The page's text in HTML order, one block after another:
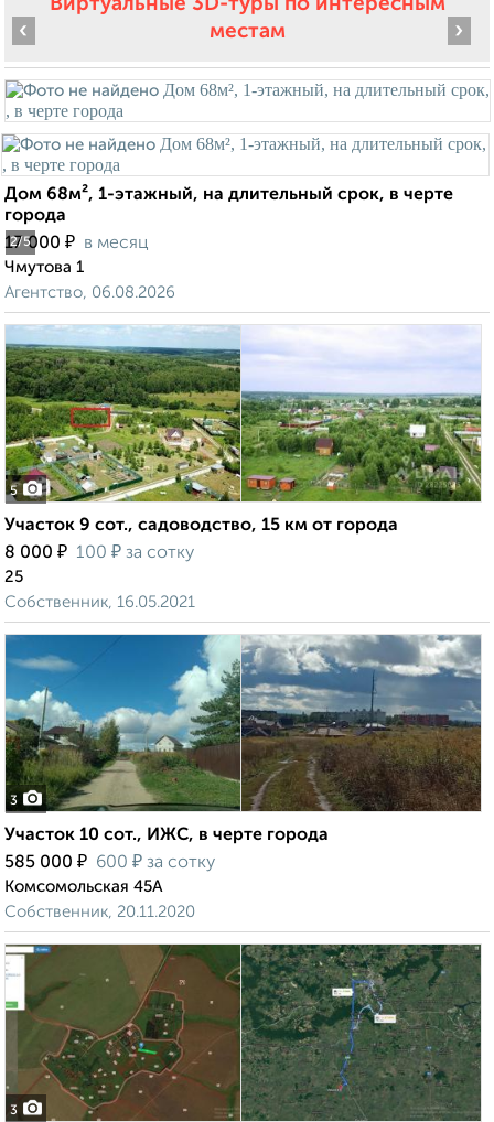
Виртуальные 3D-туры по интересным
местам
2/5
‹ ›
Дом 68м², 1-этажный, на длительный срок, в черте
города
17 000 ₽ в месяц
Чмутова 1
Агентство, 06.08.2026
5
Участок 9 сот., садоводство, 15 км от города
8 000 ₽ 100 ₽ за сотку
25
Собственник, 16.05.2021
3
Участок 10 сот., ИЖС, в черте города
585 000 ₽ 600 ₽ за сотку
Комсомольская 45А
Собственник, 20.11.2020
3